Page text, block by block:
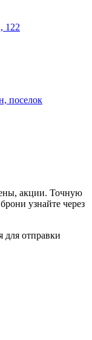
122
поселок
акции. Точную
узнайте через
для отправки